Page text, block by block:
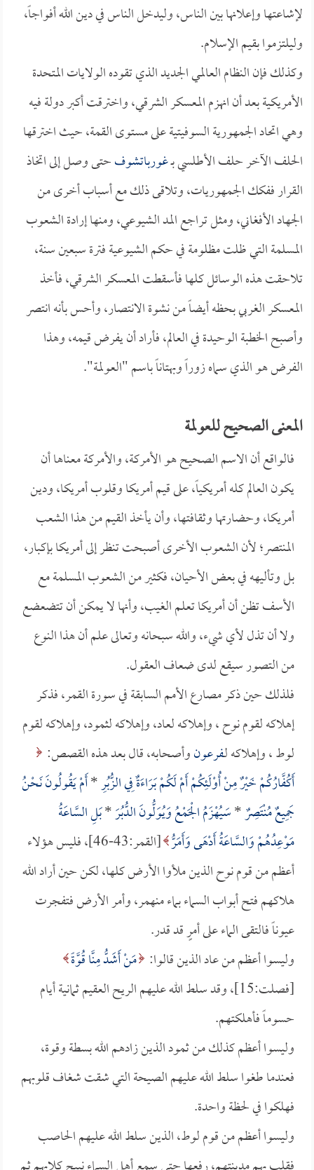
لإشاعتها وإعلانها بين الناس، وليدخل الناس في دين الله أفواجاً،
وليلتزموا بقيم الإسلام.
وكذلك فإن النظام العالمي الجديد الذي تقوده الولايات المتحدة
الأمريكية بعد أن انهزم المعسكر الشرقي، واخترقت أكبر دولة فيه
وهي اتحاد الجمهورية السوفيتية على مستوى القمة، حيث اخترقها
الحلف الآخر حلف الأطلسي بـغورباتشوفحتى وصل إلى اتخاذ
القرار ففكك الجمهوريات، وتلاقى ذلك مع أسباب أخرى من
الجهاد الأفغاني، ومثل تراجع المد الشيوعي، ومنها إرادة الشعوب
المسلمة التي ظلت مظلومة في حكم الشيوعية فترة سبعين سنة،
تلاحقت هذه الوسائل كلها فأسقطت المعسكر الشرقي، فأخذ
المعسكر الغربي بحظه أيضاً من نشوة الانتصار، وأحس بأنه انتصر
وأصبح الخطبة الوحيدة في العالم، فأراد أن يفرض قيمه، وهذا
الفرض هو الذي سماه زوراً وبهتاناً باسم "العولمة".
المعنى الصحيح للعولمة
فالواقع أن الاسم الصحيح هو الأمركة، والأمركة معناها أن
يكون العالم كله أمريكياً، على قيم أمريكا وقلوب أمريكا، ودين
أمريكا، وحضارتها وثقافتها، وأن يأخذ القيم من هذا الشعب
المنتصر؛ لأن الشعوب الأخرى أصبحت تنظر إلى أمريكا بإكبار،
بل وتأليهه في بعض الأحيان، فكثير من الشعوب المسلمة مع
الأسف تظن أن أمريكا تعلم الغيب، وأنها لا يمكن أن تتضعضع
ولا أن تذل لأي شيء، والله سبحانه وتعالى علم أن هذا النوع
من التصور سيقع لدى ضعاف العقول.
فلذلك حين ذكر مصارع الأمم السابقة في سورة القمر، فذكر
إهلاكه لقوم نوح ، وإهلاكه لعاد، وإهلاكه لثمود، وإهلاكه لقوم
لوط ، وإهلاكه لـفرعونوأصحابه، قال بعد هذه القصص:
أَكُفَّارُكُمْ خَيْرٌ مِنْ أُوْلَئِكُمْ أَمْ لَكُمْ بَرَاءَةٌ فِي الزُّبُرِ*أَمْ يَقُولُونَ نَحْنُ
جَمِيعٌ مُنْتَصِرٌ*سَيُهْزَمُ الْجَمْعُ وَيُوَلُّونَ الدُّبُرَ*بَلِ السَّاعَةُ
مَوْعِدُهُمْ وَالسَّاعَةُ أَدْهَى وَأَمَرُّ
[القمر:43-46]، فليس هؤلاء
أعظم من قوم نوح الذين ملأوا الأرض كلها، لكن حين أراد الله
هلاكهم فتح أبواب السماء بماء منهمر، وأمر الأرض فتفجرت
عيوناً فالتقى الماء على أمرٍ قد قدر.
وليسوا أعظم من عاد الذين قالوا: مَنْ أَشَدُّ مِنَّا قُوَّةً
[فصلت:15]، وقد سلط الله عليهم الريح العقيم ثمانية أيام
حسوماً فأهلكتهم.
وليسوا أعظم كذلك من ثمود الذين زادهم الله بسطة وقوة،
فعندما طغوا سلط الله عليهم الصيحة التي شقت شغاف قلوبهم
فهلكوا في لحظة واحدة.
وليسوا أعظم من قوم لوط، الذين سلط الله عليهم الحاصب